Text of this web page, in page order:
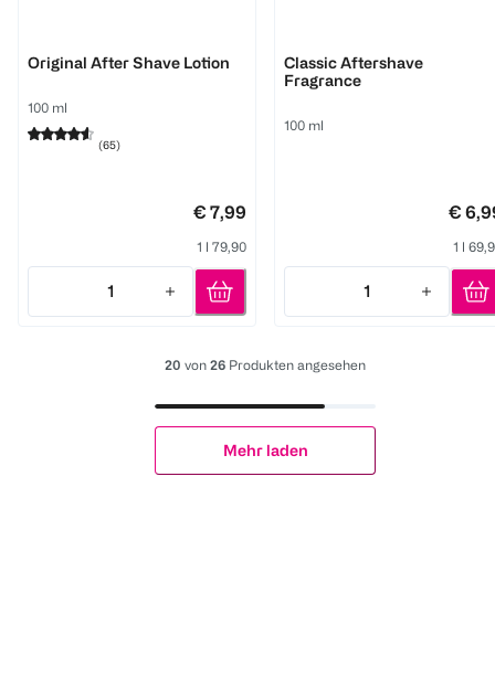
Original After Shave Lotion
100 ml
(65)
€ 7,99
1 l 79,90
1
Quantity: 1
Classic Aftershave
Fragrance
100 ml
€
1 l
1
Quantity: 1
20 von 26 Produkten angesehen
Mehr laden